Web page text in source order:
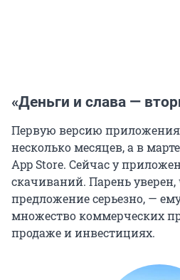
«Деньги и слава —
Первую версию приложения
несколько месяцев, а в
App Store. Сейчас у
скачиваний. Парень
предложение серьезно, —
множество коммерческих
продаже и инвестициях.